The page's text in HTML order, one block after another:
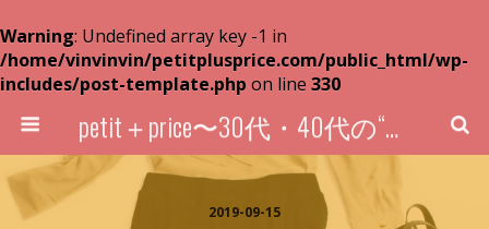
Warning: Undefined array key -1 in
/home/vinvinvin/petitplusprice.com/public_html/wp-
includes/post-template.php on line 330
petit＋price〜30代・40代の“超プチプラ”買い物術〜
2019-09-15